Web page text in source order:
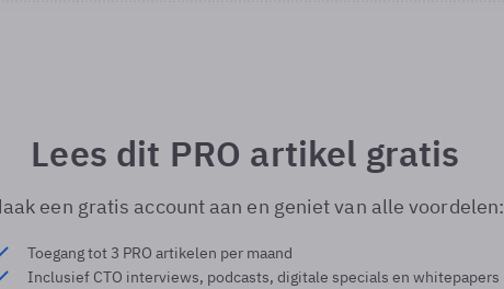
Lees dit PRO artikel gratis
een gratis account aan en geniet van alle voordelen:
Toegang tot 3 PRO artikelen per maand
Inclusief CTO interviews, podcasts, digitale specials en whitepapers